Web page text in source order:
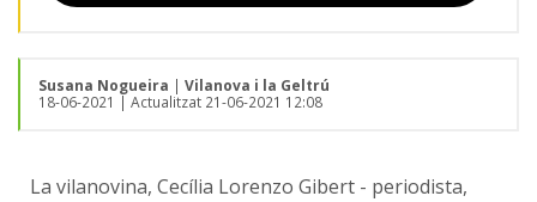
Susana Nogueira | Vilanova i la Geltrú
18-06-2021 | Actualitzat 21-06-2021 12:08
La vilanovina, Cecília Lorenzo Gibert - periodista,